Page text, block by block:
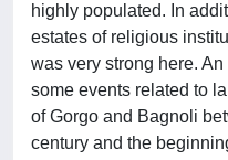
highly populated. In
estates of religious
was very strong here.
some events related to
of Gorgo and Bagnoli
century and the